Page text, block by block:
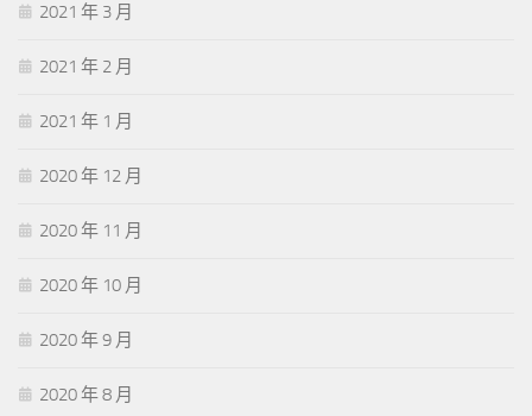
2021 年 3 月
2021 年 2 月
2021 年 1 月
2020 年 12 月
2020 年 11 月
2020 年 10 月
2020 年 9 月
2020 年 8 月